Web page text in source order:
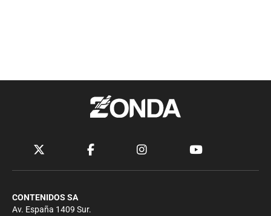
CONTENIDOS SA
Av. España 1409 Sur.